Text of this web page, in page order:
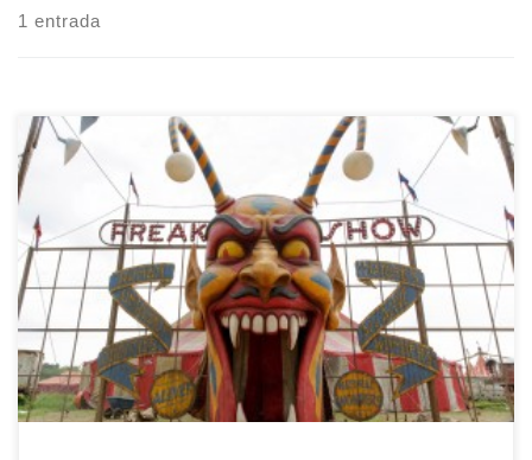
1 entrada
La esperada cuarta temporada de la serie estadounidense
American Horror Story despliega su carpa, sus encantos y abre sus
puertas a una audiencia impaciente. Un espectáculo a la altura de
la peor de las pesadillas. Recojan ya su entrada, pasen y vean.
Welcome back, Huelleros, es un honor recibirles aquí […]